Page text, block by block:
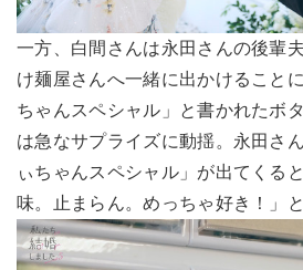
一方、白間さんは永田さんの後輩
け麺屋さんへ一緒に出かけること
ちゃんスペシャル」と書かれたボ
は急なサプライズに動揺。永田さ
ぃちゃんスペシャル」が出てくる
味。止まらん。めっちゃ好き！」